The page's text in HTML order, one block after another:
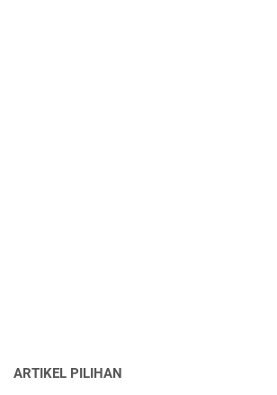
ARTIKEL PILIHAN